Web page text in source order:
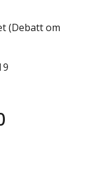
(Debatt om